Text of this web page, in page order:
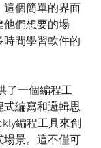
個簡單的界面
他們想要的場
間學習軟件的
了一個編程工
式編寫和邏輯思
編程工具來創
景。這不僅可